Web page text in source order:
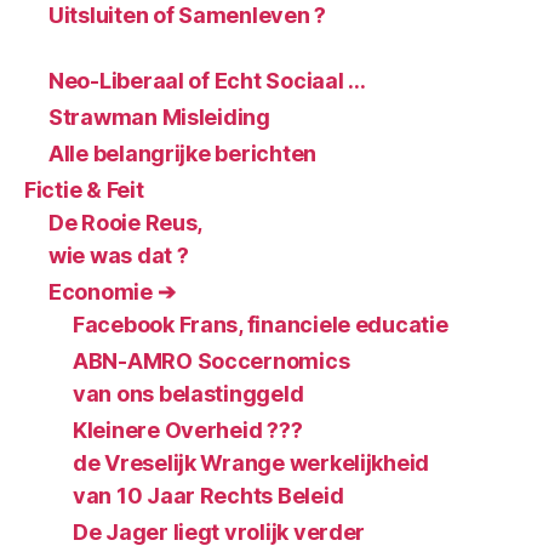
Uitsluiten of Samenleven ?
Neo-Liberaal of Echt Sociaal …
Strawman Misleiding
Alle belangrijke berichten
Fictie & Feit
De Rooie Reus,
wie was dat ?
Economie ➔
Facebook Frans, financiele educatie
ABN-AMRO Soccernomics
van ons belastinggeld
Kleinere Overheid ???
de Vreselijk Wrange werkelijkheid
van 10 Jaar Rechts Beleid
De Jager liegt vrolijk verder